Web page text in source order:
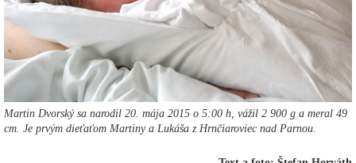
Martin Dvorský sa narodil 20. mája 2015 o 5:00 h, vážil 2 900 g a meral 49
cm. Je prvým dieťaťom Martiny a Lukáša z Hrnčiaroviec nad Parnou.